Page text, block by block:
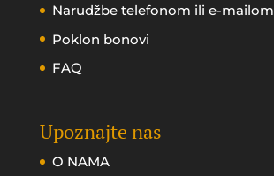
Narudžbe telefonom ili e-mailom
Poklon bonovi
FAQ
Upoznajte nas
O NAMA